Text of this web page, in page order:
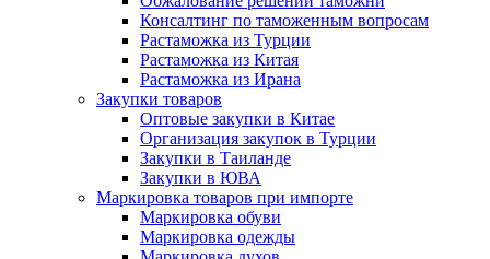
Консалтинг по таможенным вопросам
Растаможка из Турции
Растаможка из Китая
Растаможка из Ирана
Закупки товаров
Оптовые закупки в Китае
Организация закупок в Турции
Закупки в Таиланде
Закупки в ЮВА
Маркировка товаров при импорте
Маркировка обуви
Маркировка одежды